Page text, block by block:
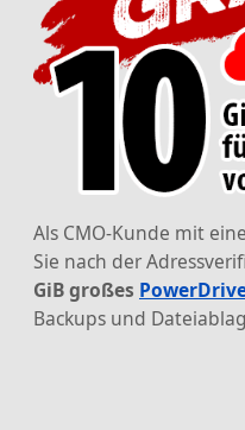
Als CMO-Kunde mit
Sie nach der
GiB großes
Backups und